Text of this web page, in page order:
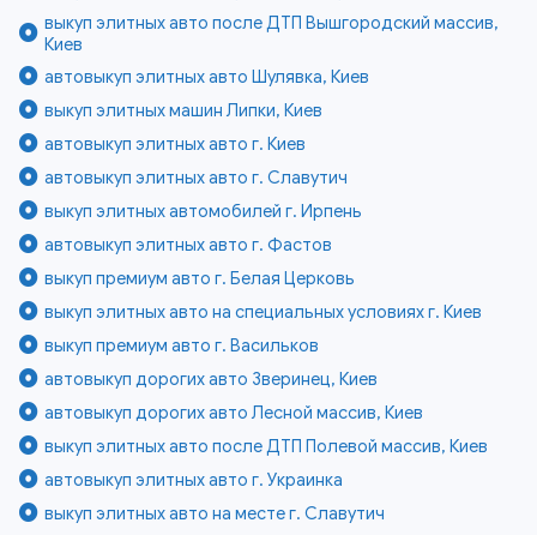
выкуп элитных авто после ДТП Вышгородский массив,
Киев
автовыкуп элитных авто Шулявка, Киев
выкуп элитных машин Липки, Киев
автовыкуп элитных авто г. Киев
автовыкуп элитных авто г. Славутич
выкуп элитных автомобилей г. Ирпень
автовыкуп элитных авто г. Фастов
выкуп премиум авто г. Белая Церковь
выкуп элитных авто на специальных условиях г. Киев
выкуп премиум авто г. Васильков
автовыкуп дорогих авто Зверинец, Киев
автовыкуп дорогих авто Лесной массив, Киев
выкуп элитных авто после ДТП Полевой массив, Киев
автовыкуп элитных авто г. Украинка
выкуп элитных авто на месте г. Славутич